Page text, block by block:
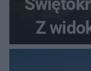
Z
szczyt